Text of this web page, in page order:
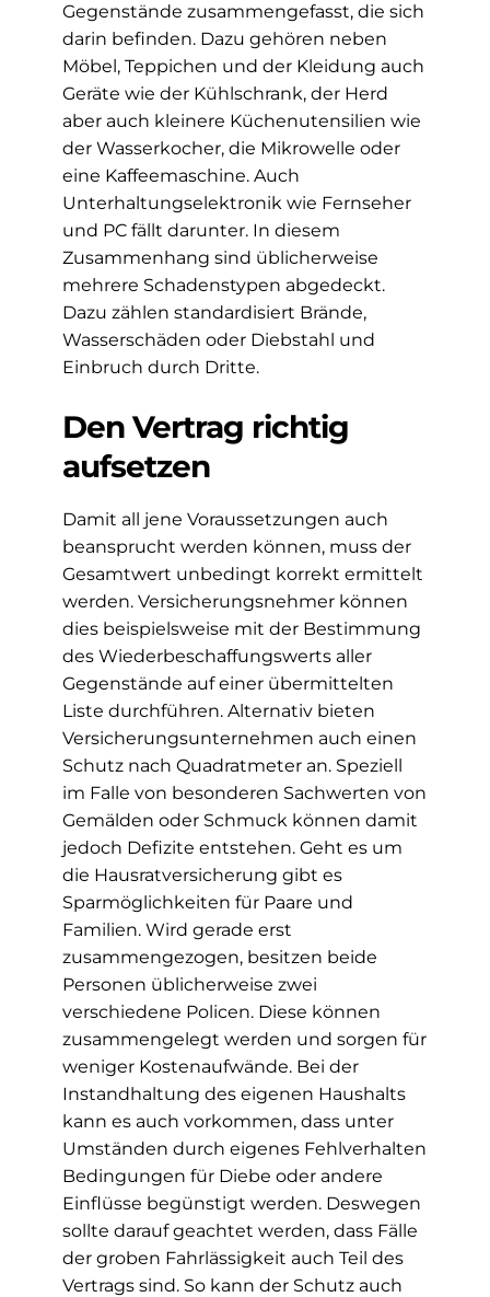
Gegenstände zusammengefasst, die sich
darin befinden. Dazu gehören neben
Möbel, Teppichen und der Kleidung auch
Geräte wie der Kühlschrank, der Herd
aber auch kleinere Küchenutensilien wie
der Wasserkocher, die Mikrowelle oder
eine Kaffeemaschine. Auch
Unterhaltungselektronik wie Fernseher
und PC fällt darunter. In diesem
Zusammenhang sind üblicherweise
mehrere Schadenstypen abgedeckt.
Dazu zählen standardisiert Brände,
Wasserschäden oder Diebstahl und
Einbruch durch Dritte.
Den Vertrag richtig
aufsetzen
Damit all jene Voraussetzungen auch
beansprucht werden können, muss der
Gesamtwert unbedingt korrekt ermittelt
werden. Versicherungsnehmer können
dies beispielsweise mit der Bestimmung
des Wiederbeschaffungswerts aller
Gegenstände auf einer übermittelten
Liste durchführen. Alternativ bieten
Versicherungsunternehmen auch einen
Schutz nach Quadratmeter an. Speziell
im Falle von besonderen Sachwerten von
Gemälden oder Schmuck können damit
jedoch Defizite entstehen. Geht es um
die Hausratversicherung gibt es
Sparmöglichkeiten für Paare und
Familien. Wird gerade erst
zusammengezogen, besitzen beide
Personen üblicherweise zwei
verschiedene Policen. Diese können
zusammengelegt werden und sorgen für
weniger Kostenaufwände. Bei der
Instandhaltung des eigenen Haushalts
kann es auch vorkommen, dass unter
Umständen durch eigenes Fehlverhalten
Bedingungen für Diebe oder andere
Einflüsse begünstigt werden. Deswegen
sollte darauf geachtet werden, dass Fälle
der groben Fahrlässigkeit auch Teil des
Vertrags sind. So kann der Schutz auch